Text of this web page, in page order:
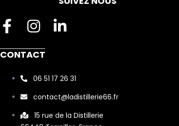
F
a
c
b
o
o
I
s
a
g
r
L
e
d
i
CONTACT
06 51 17 26 31
contact@ladistillerie66.fr
15 rue de la Distillerie